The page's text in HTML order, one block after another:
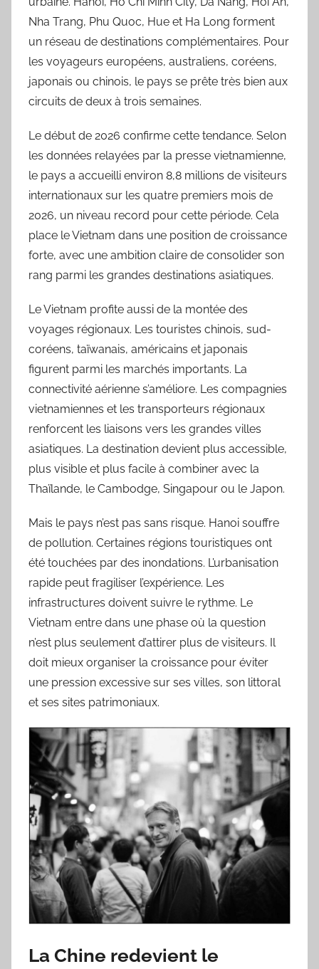
Nha Trang, Phu Quoc, Hue et Ha Long forment
un réseau de destinations complémentaires. Pour
les voyageurs européens, australiens, coréens,
japonais ou chinois, le pays se prête très bien aux
circuits de deux à trois semaines.
Le début de 2026 confirme cette tendance. Selon
les données relayées par la presse vietnamienne,
le pays a accueilli environ 8,8 millions de visiteurs
internationaux sur les quatre premiers mois de
2026, un niveau record pour cette période. Cela
place le Vietnam dans une position de croissance
forte, avec une ambition claire de consolider son
rang parmi les grandes destinations asiatiques.
Le Vietnam profite aussi de la montée des
voyages régionaux. Les touristes chinois, sud-
coréens, taïwanais, américains et japonais
figurent parmi les marchés importants. La
connectivité aérienne s’améliore. Les compagnies
vietnamiennes et les transporteurs régionaux
renforcent les liaisons vers les grandes villes
asiatiques. La destination devient plus accessible,
plus visible et plus facile à combiner avec la
Thaïlande, le Cambodge, Singapour ou le Japon.
Mais le pays n’est pas sans risque. Hanoi souffre
de pollution. Certaines régions touristiques ont
été touchées par des inondations. L’urbanisation
rapide peut fragiliser l’expérience. Les
infrastructures doivent suivre le rythme. Le
Vietnam entre dans une phase où la question
n’est plus seulement d’attirer plus de visiteurs. Il
doit mieux organiser la croissance pour éviter
une pression excessive sur ses villes, son littoral
et ses sites patrimoniaux.
La Chine redevient le